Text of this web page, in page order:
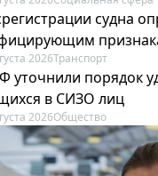
судна
2026Транспорт
уточнили порядок
в СИЗО лиц
2026Общество